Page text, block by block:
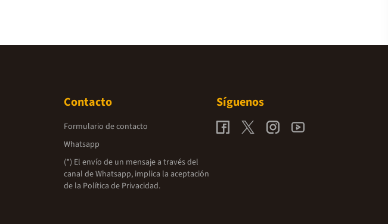
Contacto
Formulario de contacto
Whatsapp
(*) El envío de un mensaje a través del
canal de Whatsapp, implica la aceptación
de la Política de Privacidad.
Síguenos